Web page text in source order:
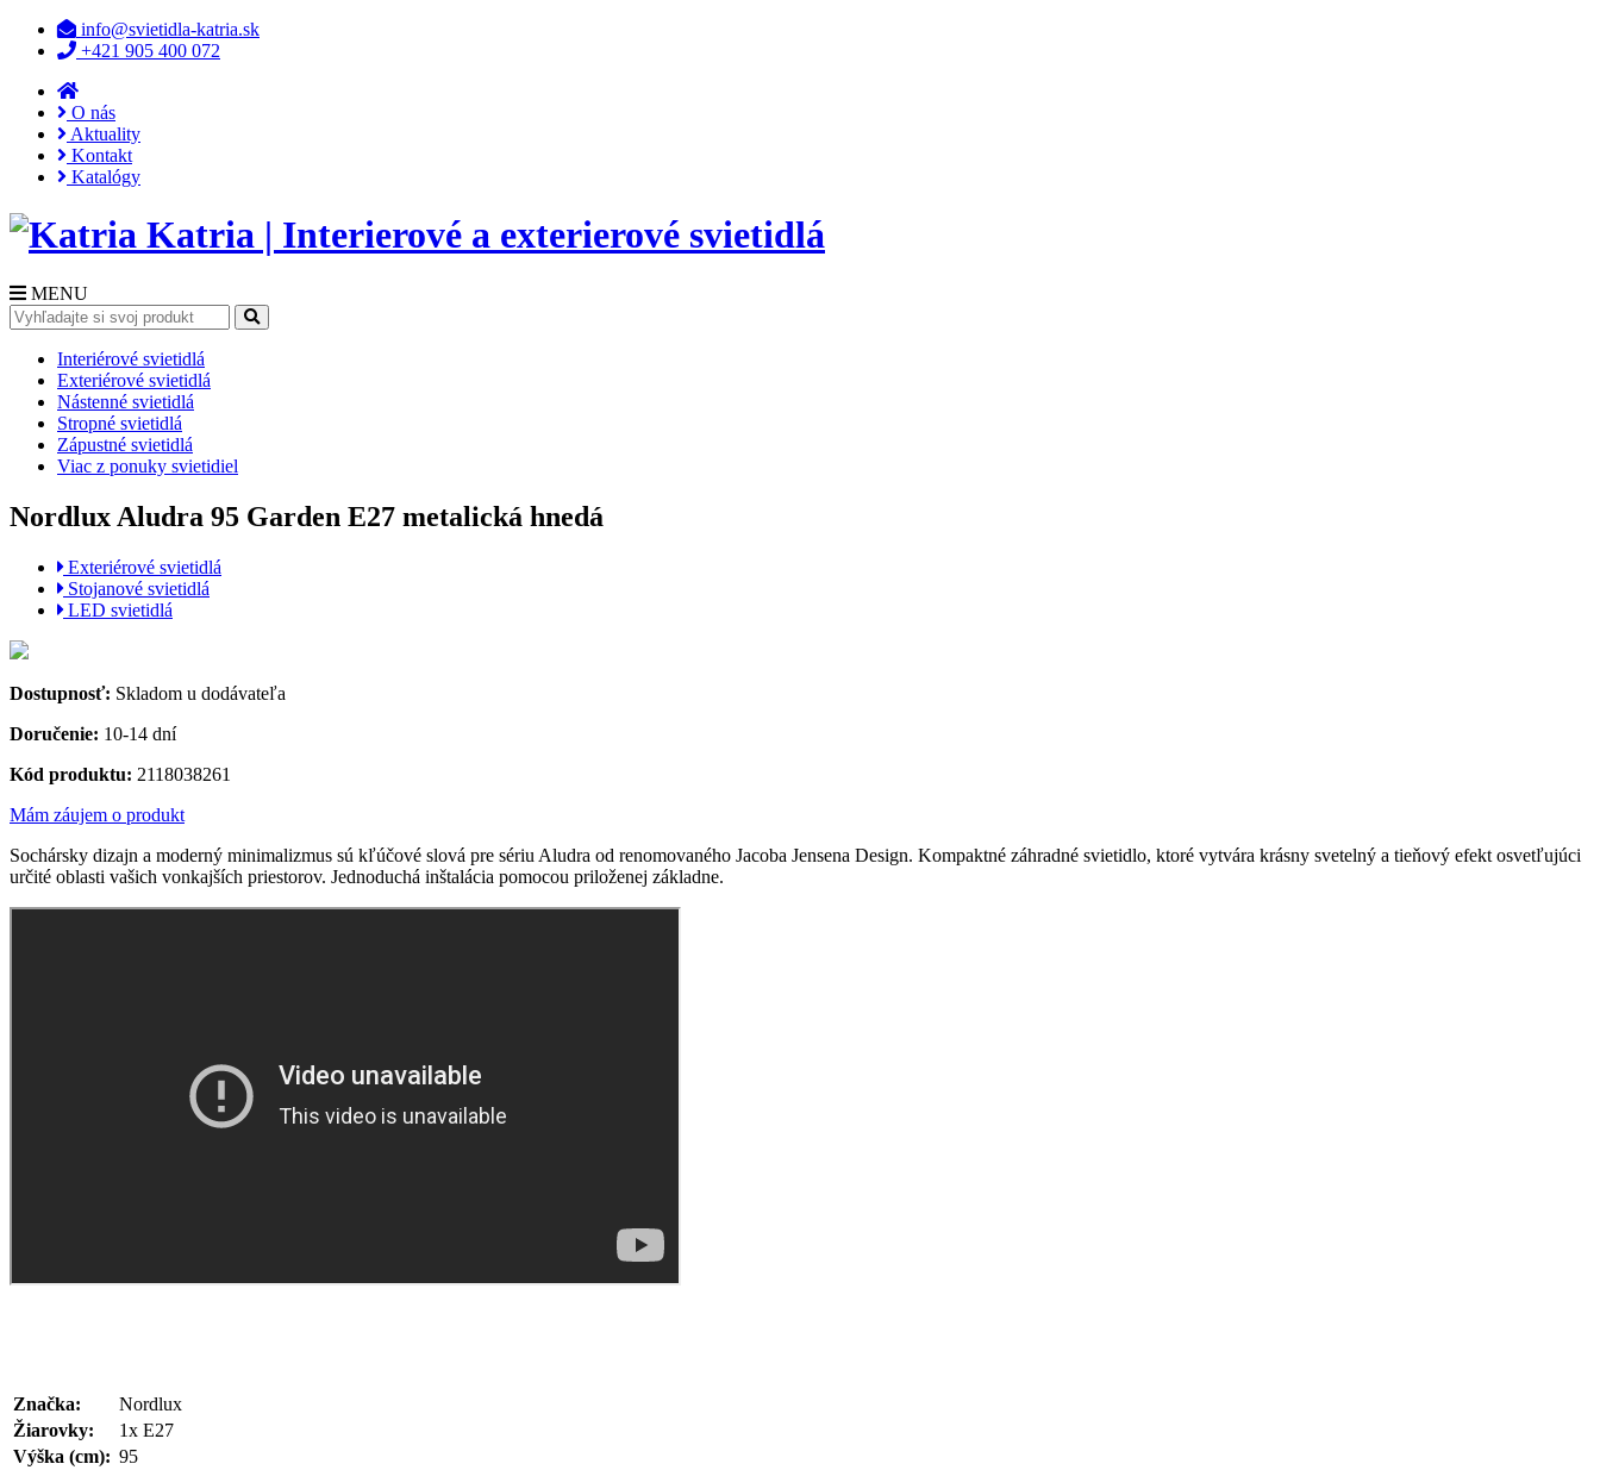
info@svietidla-katria.sk
+421 905 400 072
O nás
Aktuality
Kontakt
Katalógy
Katria | Interierové a exterierové svietidlá
MENU
Interiérové svietidlá
Exteriérové svietidlá
Nástenné svietidlá
Stropné svietidlá
Zápustné svietidlá
Viac z ponuky svietidiel
Nordlux Aludra 95 Garden E27 metalická hnedá
Exteriérové svietidlá
Stojanové svietidlá
LED svietidlá
Dostupnosť: Skladom u dodávateľa
Doručenie: 10-14 dní
Kód produktu: 2118038261
Mám záujem o produkt
Sochársky dizajn a moderný minimalizmus sú kľúčové slová pre sériu Aludra od renomovaného Jacoba Jensena Design. Kompaktné záhradné svietidlo, ktoré vytvára krásny svetelný a tieňový efekt osvetľujúci
určité oblasti vašich vonkajších priestorov. Jednoduchá inštalácia pomocou priloženej základne.
Značka:
Nordlux
Žiarovky:
1x E27
Výška (cm): 95